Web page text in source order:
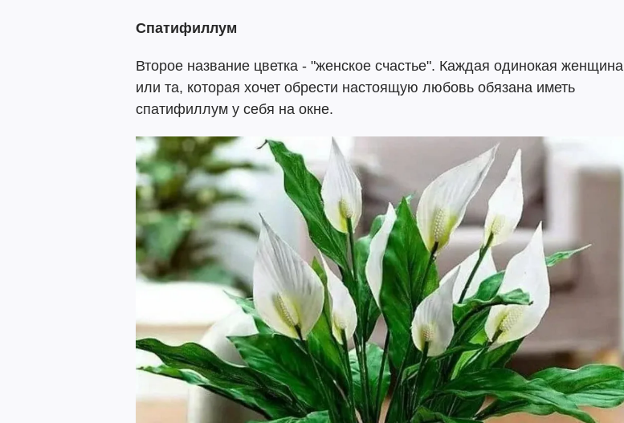
Спатифиллум
Второе название цветка - "женское счастье". Каждая одинокая женщина
или та, которая хочет обрести настоящую любовь обязана иметь
спатифиллум у себя на окне.